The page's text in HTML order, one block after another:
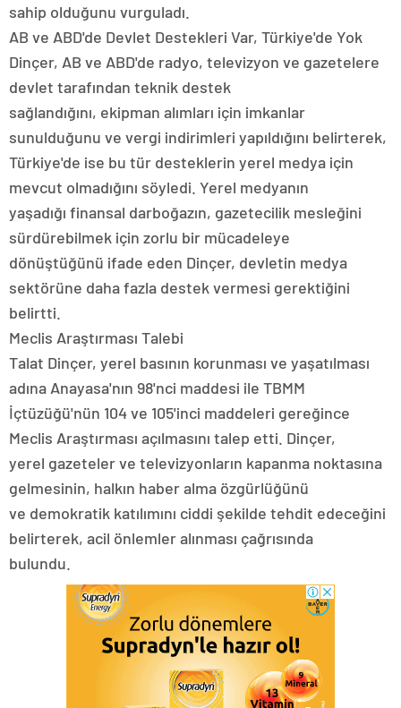
sahip olduğunu vurguladı.
AB ve ABD'de Devlet Destekleri Var, Türkiye'de Yok
Dinçer, AB ve ABD'de radyo, televizyon ve gazetelere
devlet tarafından teknik destek
sağlandığını, ekipman alımları için imkanlar
sunulduğunu ve vergi indirimleri yapıldığını belirterek,
Türkiye'de ise bu tür desteklerin yerel medya için
mevcut olmadığını söyledi. Yerel medyanın
yaşadığı finansal darboğazın, gazetecilik mesleğini
sürdürebilmek için zorlu bir mücadeleye
dönüştüğünü ifade eden Dinçer, devletin medya
sektörüne daha fazla destek vermesi gerektiğini
belirtti.
Meclis Araştırması Talebi
Talat Dinçer, yerel basının korunması ve yaşatılması
adına Anayasa'nın 98'nci maddesi ile TBMM
İçtüzüğü'nün 104 ve 105'inci maddeleri gereğince
Meclis Araştırması açılmasını talep etti. Dinçer,
yerel gazeteler ve televizyonların kapanma noktasına
gelmesinin, halkın haber alma özgürlüğünü
ve demokratik katılımını ciddi şekilde tehdit edeceğini
belirterek, acil önlemler alınması çağrısında
bulundu.